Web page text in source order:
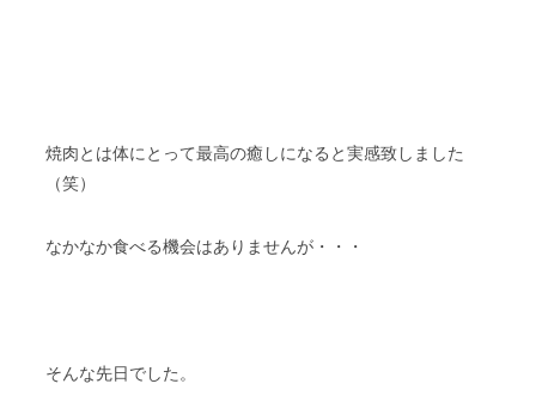
焼肉とは体にとって最高の癒しになると実感致しました
（笑）
なかなか食べる機会はありませんが・・・
そんな先日でした。